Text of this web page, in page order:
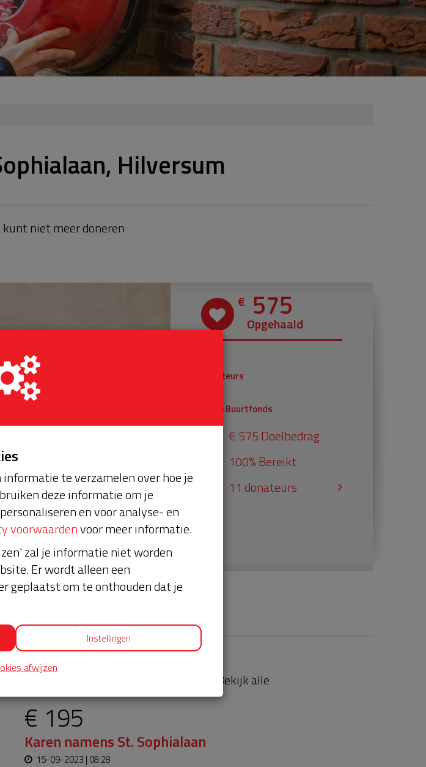
Hilversum
kunt niet meer doneren
€ 575
Opgehaald
Donateurs
Univé Buurtfonds
€ 575 Doelbedrag
100% Bereikt
11 donateurs
Laatste donaties Bekijk alle
€ 195
Karen namens St. Sophialaan
15-09-2023 | 08:28
te verzamelen over hoe je
deze informatie om je
en voor analyse- en
voorwaardenvoor meer informatie.
zal je informatie niet worden
Er wordt alleen een
geplaatst om te onthouden dat je
Instellingen
afwijzen